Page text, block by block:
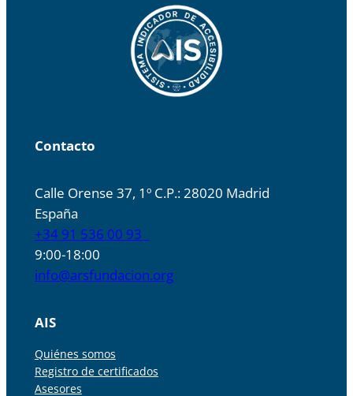
Contacto
Calle Orense 37, 1º C.P.: 28020 Madrid
España
+34 91 536 00 93
9:00-18:00
info@arsfundacion.org
AIS
Quiénes somos
Registro de certificados
Asesores